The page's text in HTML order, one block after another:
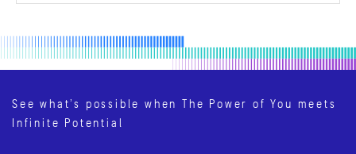
See what’s possible when The Power of You meets
Infinite Potential